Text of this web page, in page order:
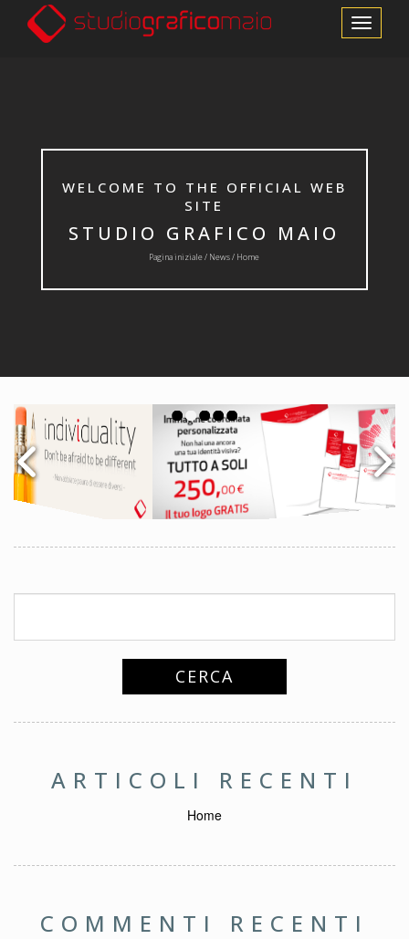
Cambia le
WELCOME TO THE OFFICIAL WEB
SITE
STUDIO GRAFICO MAIO
Pagina iniziale / News/ Home
ARTICOLI RECENTI
Home
COMMENTI RECENTI